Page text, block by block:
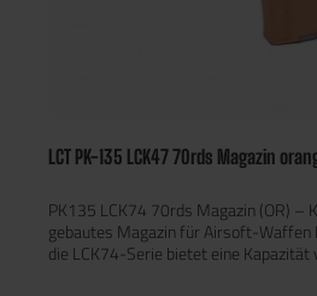
LCT PK-135 LCK47 70rds Magazin
PK135 LCK74 70rds Magazin (OR) –
gebautes Magazin für Airsoft-Waffen
die LCK74-Serie bietet eine Kapazität